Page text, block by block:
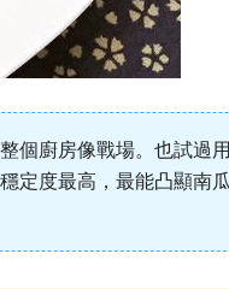
個廚房像戰場。也試過
定度最高，最能凸顯南